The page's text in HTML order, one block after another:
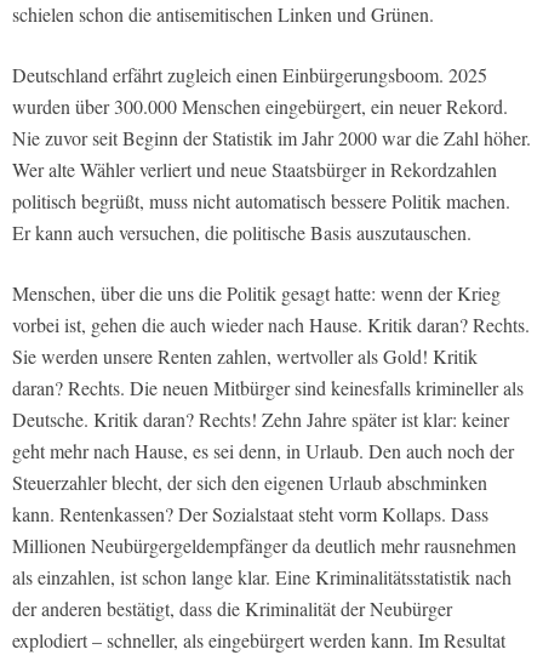
schielen schon die antisemitischen Linken und Grünen.
Deutschland erfährt zugleich einen Einbürgerungsboom. 2025
wurden über 300.000 Menschen eingebürgert, ein neuer Rekord.
Nie zuvor seit Beginn der Statistik im Jahr 2000 war die Zahl höher.
Wer alte Wähler verliert und neue Staatsbürger in Rekordzahlen
politisch begrüßt, muss nicht automatisch bessere Politik machen.
Er kann auch versuchen, die politische Basis auszutauschen.
Menschen, über die uns die Politik gesagt hatte: wenn der Krieg
vorbei ist, gehen die auch wieder nach Hause. Kritik daran? Rechts.
Sie werden unsere Renten zahlen, wertvoller als Gold! Kritik
daran? Rechts. Die neuen Mitbürger sind keinesfalls krimineller als
Deutsche. Kritik daran? Rechts! Zehn Jahre später ist klar: keiner
geht mehr nach Hause, es sei denn, in Urlaub. Den auch noch der
Steuerzahler blecht, der sich den eigenen Urlaub abschminken
kann. Rentenkassen? Der Sozialstaat steht vorm Kollaps. Dass
Millionen Neubürgergeldempfänger da deutlich mehr rausnehmen
als einzahlen, ist schon lange klar. Eine Kriminalitätsstatistik nach
der anderen bestätigt, dass die Kriminalität der Neubürger
explodiert – schneller, als eingebürgert werden kann. Im Resultat